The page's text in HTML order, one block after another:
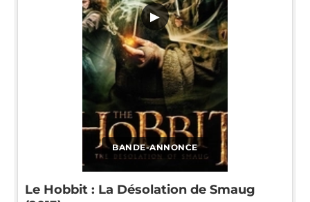
BANDE-ANNONCE
▶
Le Hobbit : La Désolation de Smaug